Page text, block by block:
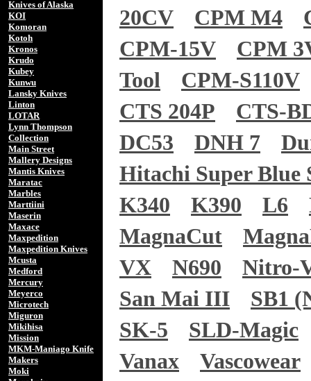
Knives of Alaska
KOI
Komoran
Kotoh
Kronos
Krudo
Kubey
Kunwu
Lansky Knives
Linton
LOTAR
Lynn Thompson
Collection
Main Street
Mallery Designs
Mantis Knives
Maratac
Marbles
Marttiini
Maserin
Maxace
Maxpedition
Maxpedition Knives
Mcusta
Medford
Mercury
Meyerco
Microtech
Miguron
Mikihisa
Mission
MKM-Maniago Knife
Makers
Moki
20CV
CPM M4
CPM-15V
CPM
Tool
CPM-S110V
CTS 204P
CTS-
DC53
DNH 7
Hitachi Super Blue
K340
K390 L6
MagnaCut
VX
N690
Nitro-
San Mai III
SB1
SK-5
SLD-Magic
Vanax
Vascowear